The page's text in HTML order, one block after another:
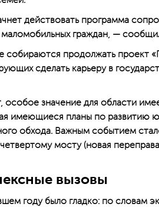
действовать программа
граждан, —
собираются продолжать проект
сделать карьеру в
особое значение для области
имеющиеся планы по развитию
обхода. Важным событием
мосту (новая
вызовы
году было гладко: по словам